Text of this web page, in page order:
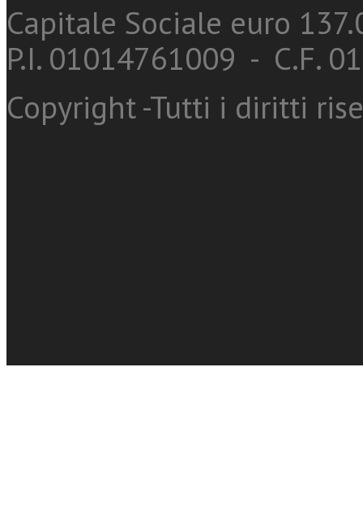
Capitale Sociale euro
P.I. 01014761009 - C.F.
Copyright -Tutti i diritti